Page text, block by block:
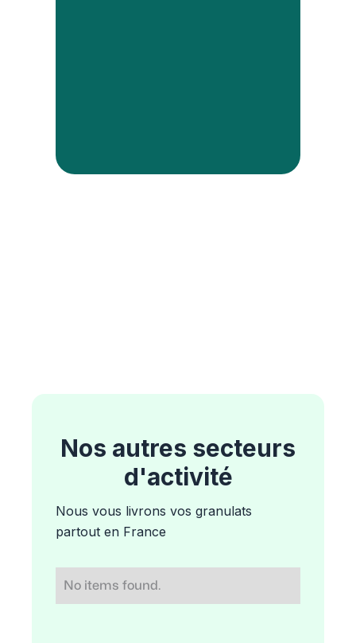
Nos autres secteurs
d'activité
Nous vous livrons vos granulats
partout en France
No items found.